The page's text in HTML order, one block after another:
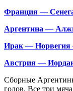
Франция —
Аргентина —
Ирак —
Австрия —
Сборные
голов. Все три